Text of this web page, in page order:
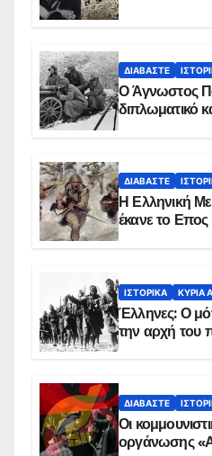
ΔΙΑΒΆΣΤΕ
Ο Άγνωστος
διπλωματικό
ΔΙΑΒΆΣΤΕ
Η Ελληνική
έκανε το Επος
ΙΣΤΟΡΙΚΆ ΚΥΡΙΑ
Έλληνες: Ο
την αρχή του
ΔΙΑΒΆΣΤΕ
Οι
οργάνωσης